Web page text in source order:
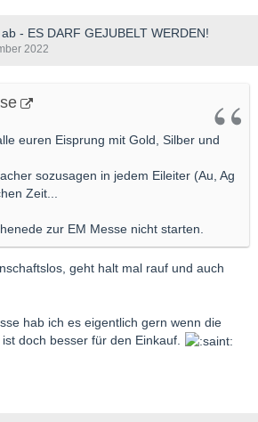
eine Reise zu der Messe rechtfertigen
- ES DARF GEJUBELT WERDEN!
2022
euren Eisprung mit Gold, Silber und
sozusagen in jedem Eileiter (Au, Ag
Zeit...
zur EM Messe nicht starten.
geht halt mal rauf und auch
hab ich es eigentlich gern wenn die
doch besser für den Einkauf.